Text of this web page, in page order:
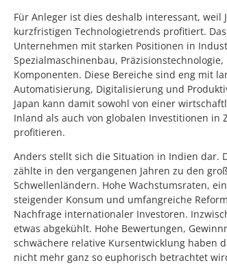
Für Anleger ist dies deshalb interessant, weil
kurzfristigen Technologietrends profitiert.
Unternehmen mit starken Positionen in
Spezialmaschinenbau,
Komponenten. Diese Bereiche sind eng mit
Automatisierung, Digitalisierung und
Japan kann damit sowohl von einer
Inland als auch von globalen Investitionen in
profitieren.
Anders stellt sich die Situation in Indien dar.
zählte in den vergangenen Jahren zu den
Schwellenländern. Hohe Wachstumsraten,
steigender Konsum und umfangreiche
Nachfrage internationaler Investoren.
etwas abgekühlt. Hohe Bewertungen,
schwächere relative Kursentwicklung haben
nicht mehr ganz so euphorisch betrachtet